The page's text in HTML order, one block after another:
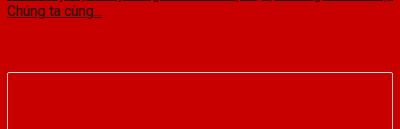
Chúng ta cùng...